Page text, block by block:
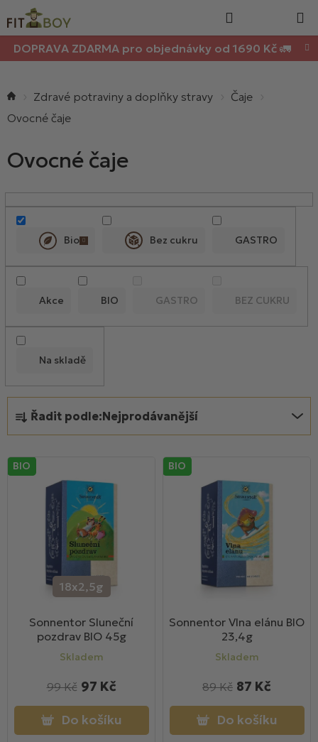
na
obsah
DOPRAVA ZDARMA pro objednávky od 1690 Kč 🚛
košík
Zdravé potraviny a doplňky stravy
Čaje
Ovocné čaje
Ovocné čaje
a
z
e
n
Řadit podle:Nejprodávanější
Na skladě
Akce BIO GASTRO BEZ CUKRU
Bio Bez cukru GASTRO
V
i
o
d
k
ů
BIO
18x2,5g
Sonnentor Sluneční
pozdrav BIO 45g
Skladem
97 Kč
99 Kč
Do košíku
BIO
Sonnentor Vlna elánu BIO
23,4g
Skladem
87 Kč
89 Kč
Do košíku